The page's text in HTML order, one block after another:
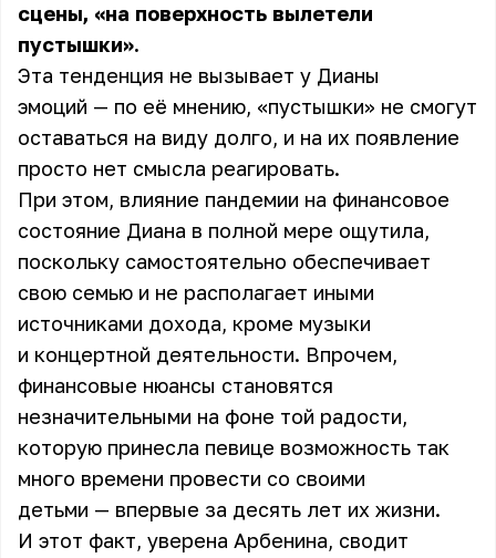
сцены, «на поверхность вылетели
пустышки».
Эта тенденция не вызывает у Дианы
эмоций — по её мнению, «пустышки» не смогут
оставаться на виду долго, и на их появление
просто нет смысла реагировать.
При этом, влияние пандемии на финансовое
состояние Диана в полной мере ощутила,
поскольку самостоятельно обеспечивает
свою семью и не располагает иными
источниками дохода, кроме музыки
и концертной деятельности. Впрочем,
финансовые нюансы становятся
незначительными на фоне той радости,
которую принесла певице возможность так
много времени провести со своими
детьми — впервые за десять лет их жизни.
И этот факт, уверена Арбенина, сводит